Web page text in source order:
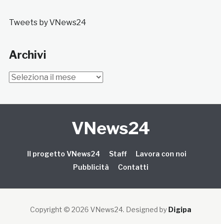
Tweets by VNews24
Archivi
Archivi
VNews24
Il progetto VNews24 Staff
Lavora con noi
Pubblicità
Contatti
Copyright © 2026 VNews24. Designed by Digipa